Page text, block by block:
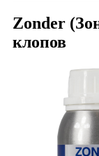
Zonder
клопов